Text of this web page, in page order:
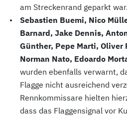
am Streckenrand geparkt war.
Sebastien Buemi, Nico
Barnard, Jake Dennis,
Günther, Pepe Marti, Oliver
Norman Nato, Edoardo
wurden ebenfalls verwarnt,
Flagge nicht ausreichend
Rennkommissare hielten
dass das Flaggensignal vor